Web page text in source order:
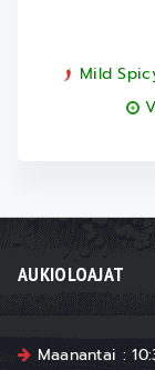
Mild
AUKIOLOAJAT
Maanantai :